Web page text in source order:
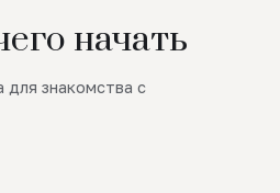
начать
знакомства с